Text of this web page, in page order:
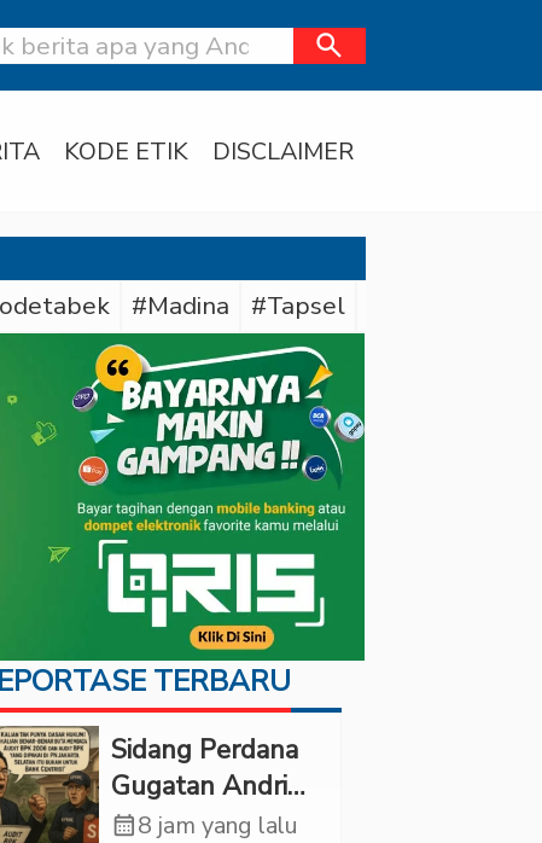
search
KODE ETIK DISCLAIMER
#Madina #Tapsel
TERBARU
Sidang Perdana
Gugatan Andri
Tedjadharma di
calendar_month8 jam yang lalu